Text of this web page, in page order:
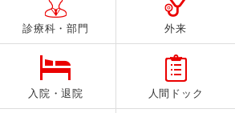
診療科・部門 外来
入院・退院 人間ドック